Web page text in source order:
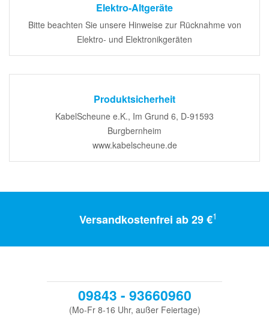
Elektro-Altgeräte
Bitte beachten Sie unsere Hinweise zur Rücknahme von
Elektro- und Elektronikgeräten
Produktsicherheit
KabelScheune e.K., Im Grund 6, D-91593
Burgbernheim
www.kabelscheune.de
Versandkostenfrei ab 29 €1
09843 - 93660960
(Mo-Fr 8-16 Uhr, außer Feiertage)